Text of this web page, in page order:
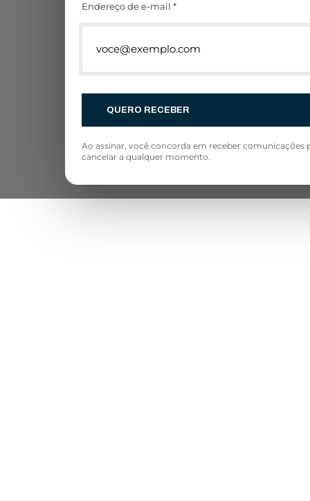
Endereço de e-mail *
QUERO RECEBER
Ao assinar, você concorda em receber comunicações
cancelar a qualquer momento.